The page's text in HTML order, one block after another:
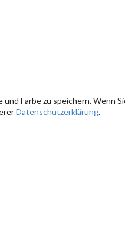
Farbe zu speichern.
Datenschutzerklärung.